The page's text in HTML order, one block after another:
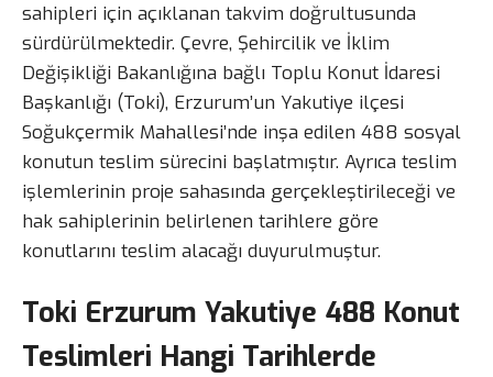
sahipleri için açıklanan takvim doğrultusunda
sürdürülmektedir. Çevre, Şehircilik ve İklim
Değişikliği Bakanlığına bağlı Toplu Konut İdaresi
Başkanlığı (Toki), Erzurum’un Yakutiye ilçesi
Soğukçermik Mahallesi’nde inşa edilen 488 sosyal
konutun teslim sürecini başlatmıştır. Ayrıca teslim
işlemlerinin proje sahasında gerçekleştirileceği ve
hak sahiplerinin belirlenen tarihlere göre
konutlarını teslim alacağı duyurulmuştur.
Toki Erzurum Yakutiye 488 Konut
Teslimleri Hangi Tarihlerde